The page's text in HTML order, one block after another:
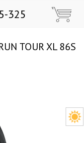
325
TOUR XL 86S